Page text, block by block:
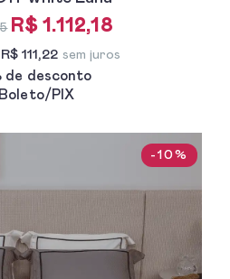
R$ 1.112,18
R$ 111,22 sem juros
de desconto
PIX
-10%